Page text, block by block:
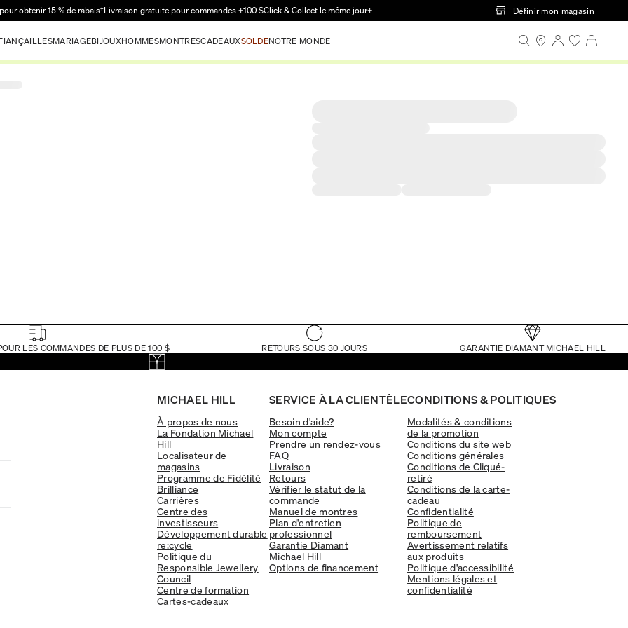
Passer au contenu principal
obtenir 15 % de rabais†Livraison gratuite pour commandes +100 $Click & Collect le même jour+ Définir mon magasin
MARIAGEBIJOUXHOMMESMONTRESCADEAUXSOLDENOTRE MONDE
LES COMMANDES DE PLUS DE 100 $ RETOURS SOUS 30 JOURS GARANTIE DIAMANT MICHAEL HILL
MICHAEL HILL
À propos de nous
La Fondation Michael
Hill
Localisateur de
magasins
Programme de Fidélité
Brilliance
Carrières
Centre des
investisseurs
Développement durable
re:cycle
Politique du
Responsible Jewellery
Council
Centre de formation
Cartes-cadeaux
SERVICE À LA CLIENTÈLE
Besoin d'aide?
Mon compte
Prendre un rendez-vous
FAQ
Livraison
Retours
Vérifier le statut de la
commande
Manuel de montres
Plan d'entretien
professionnel
Garantie Diamant
Michael Hill
Options de financement
CONDITIONS & POLITIQUES
Modalités & conditions
de la promotion
Conditions du site web
Conditions générales
Conditions de Cliqué-
retiré
Conditions de la carte-
cadeau
Confidentialité
Politique de
remboursement
Avertissement relatifs
aux produits
Politique d'accessibilité
Mentions légales et
confidentialité